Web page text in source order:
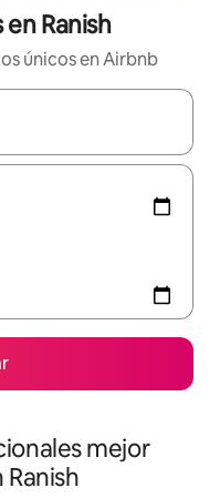
Ranish
únicos en Airbnb
navega con las
mejor